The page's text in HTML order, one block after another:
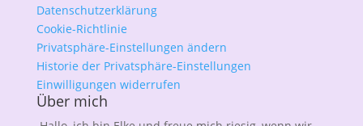
Datenschutzerklärung
Cookie-Richtlinie
Privatsphäre-Einstellungen ändern
Historie der Privatsphäre-Einstellungen
Einwilligungen widerrufen
Über mich